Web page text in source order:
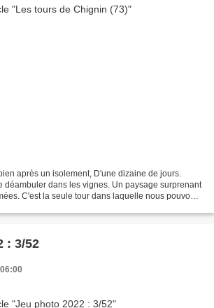
après un isolement, D'une dizaine de jours.
déambuler dans les vignes. Un paysage surprenant
C'est la seule tour dans laquelle nous pouvons
: 3/52